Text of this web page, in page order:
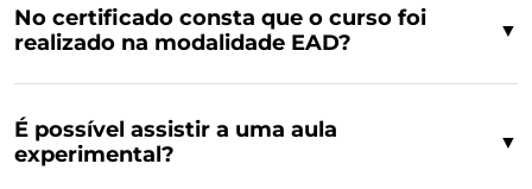
No certificado consta que o curso foi
realizado na modalidade EAD?
▼
É possível assistir a uma aula
experimental?
▼